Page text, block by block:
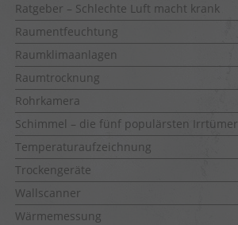
Ratgeber – Schlechte Luft macht krank
Raumentfeuchtung
Raumklimaanlagen
Raumtrocknung
Rohrkamera
Schimmel – die fünf populärsten Irrtümer
Temperaturaufzeichnung
Trockengeräte
Wallscanner
Wärmemessung